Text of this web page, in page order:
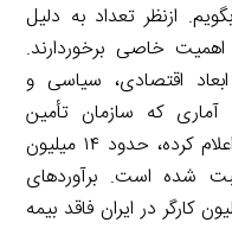
ازنظر تعداد به دلیل
اهمیت خاصی برخوردارند.
اقتصادی، سیاسی و
آماری که سازمان تأمین
اجتماعی در خصوص لیست کارگران اعلام کرده، حدود ۱۴ میلیون
شده است. برآوردهای
در ایران فاقد بیمه